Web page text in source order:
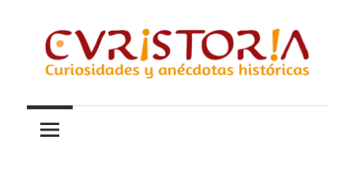
contenido
Curistoria
y
anécdotas